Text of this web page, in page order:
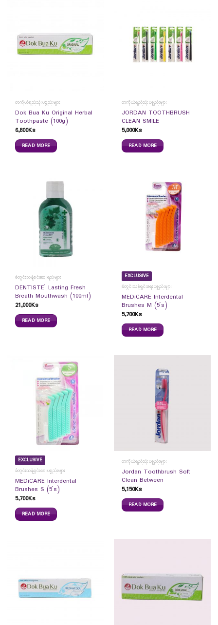
တကိုယ်ရည်သုံးပစ္စည်းများ
Dok Bua Ku Original Herbal
Toothpaste (100g)
6,800Ks
READ MORE
တကိုယ်ရည်သုံးပစ္စည်းများ
JORDAN TOOTHBRUSH
CLEAN SMILE
5,000Ks
READ MORE
ခံတွင်းသန့်စင်ဆေးရည်များ
DENTISTE` Lasting Fresh
Breath Mouthwash (100ml)
21,000Ks
READ MORE
EXCLUSIVE
ခံတွင်းသန့်ရှင်းရေးပစ္စည်းများ
MEDiCARE Interdental
Brushes M (5`s)
5,700Ks
READ MORE
EXCLUSIVE
ခံတွင်းသန့်ရှင်းရေးပစ္စည်းများ
MEDiCARE Interdental
Brushes S (5`s)
5,700Ks
READ MORE
တကိုယ်ရည်သုံးပစ္စည်းများ
Jordan Toothbrush Soft
Clean Between
5,150Ks
READ MORE